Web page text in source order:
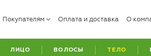
Покупателям Оплата и доставка О
ЛИЦО ВОЛОСЫ ТЕЛО